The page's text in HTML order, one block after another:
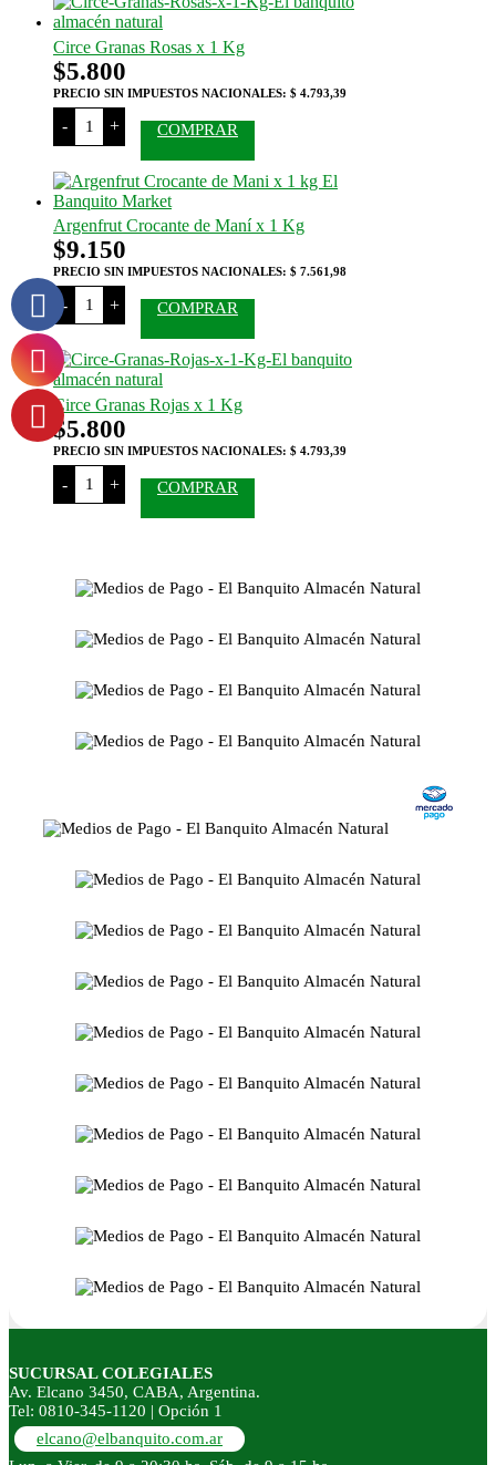
Kg
cantidad
Circe Granas Rosas x 1 Kg
$5.800
PRECIO SIN IMPUESTOS NACIONALES: $ 4.793,39
-
Circe
Granas
Rosas
1
Kg
cantidad
+ COMPRAR
Argenfrut Crocante de Maní x 1 Kg
$9.150
PRECIO SIN IMPUESTOS NACIONALES: $ 7.561,98
-
Argenfrut
Crocante
de
x
1
Kg
cantidad
+ COMPRAR
Circe Granas Rojas x 1 Kg
$5.800
PRECIO SIN IMPUESTOS NACIONALES: $ 4.793,39
-
Circe
Granas
Rojas
+ COMPRAR
SUCURSAL COLEGIALES
Av. Elcano 3450, CABA, Argentina.
Tel: 0810-345-1120 | Opción 1
elcano@elbanquito.com.ar